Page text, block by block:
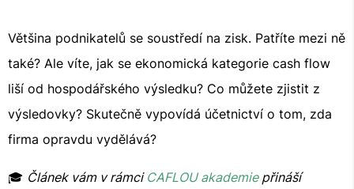
Většina podnikatelů se soustředí na zisk. Patříte mezi ně
také? Ale víte, jak se ekonomická kategorie cash flow
liší od hospodářského výsledku? Co můžete zjistit z
výsledovky? Skutečně vypovídá účetnictví o tom, zda
firma opravdu vydělává?
🎓 Článek vám v rámci CAFLOU akademiepřináší